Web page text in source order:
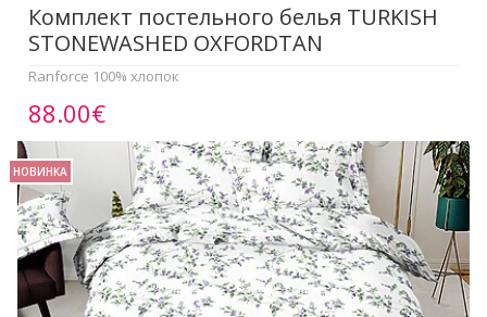
Комплект постельного белья TURKISH
STONEWASHED OXFORDTAN
Ranforce 100% хлопок
88.00€
НОВИНКА